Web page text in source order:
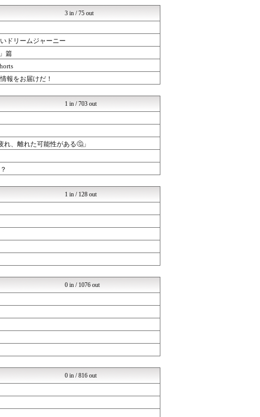
3 in / 75 out
ドリームジャーニー
篇
報をお届けだ！
1 in / 703 out
、離れた可能性がある🤔」
1 in / 128 out
0 in / 1076 out
0 in / 816 out